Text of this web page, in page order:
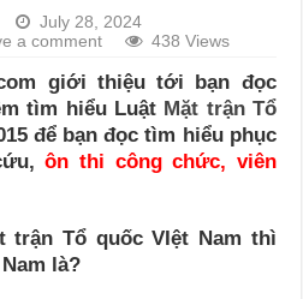
July 28, 2024
a comment 438 Views
giới thiệu tới bạn đọc
tìm hiểu Luật Mặt trận Tổ
để bạn đọc tìm hiểu phục
ôn thi công chức, viên
trận Tổ quốc VIệt Nam thì
là?